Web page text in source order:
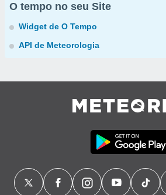
O tempo no seu Site
Widget de O Tempo
API de Meteorologia